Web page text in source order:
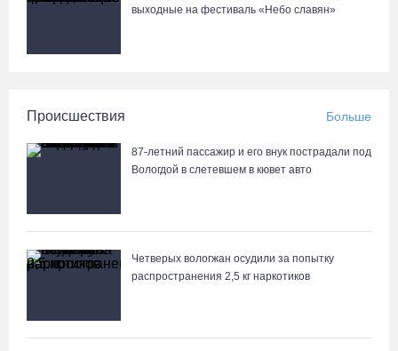
выходные на фестиваль «Небо славян»
Происшествия Больше
87-летний пассажир и его внук пострадали под
Вологдой в слетевшем в кювет авто
Четверых вологжан осудили за попытку
распространения 2,5 кг наркотиков